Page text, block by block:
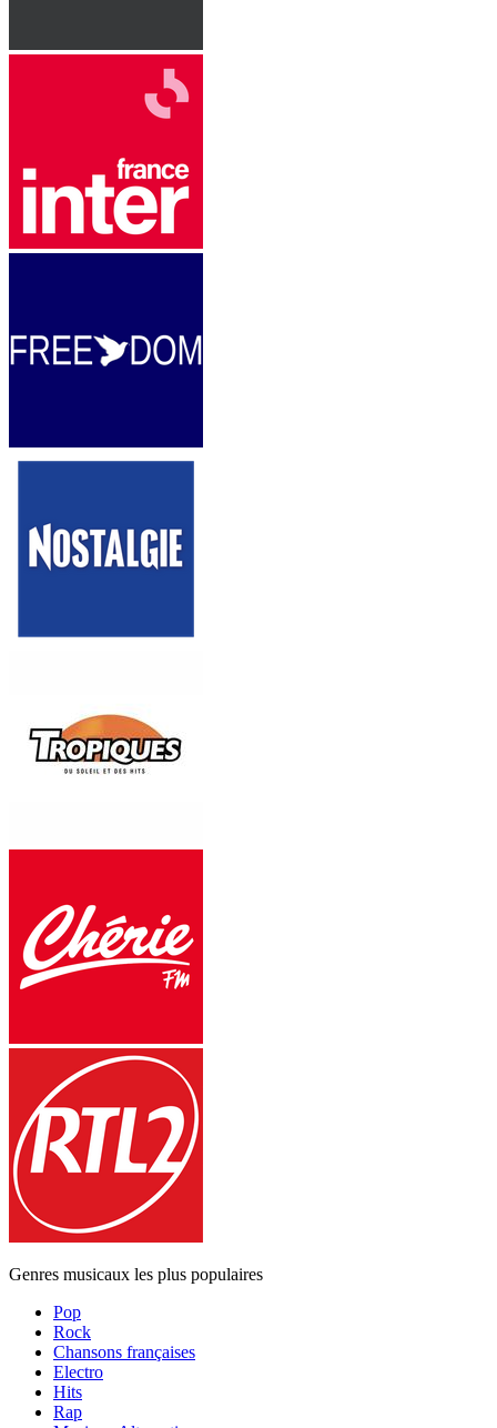
Genres musicaux les plus populaires
Pop
Rock
Chansons françaises
Electro
Hits
Rap